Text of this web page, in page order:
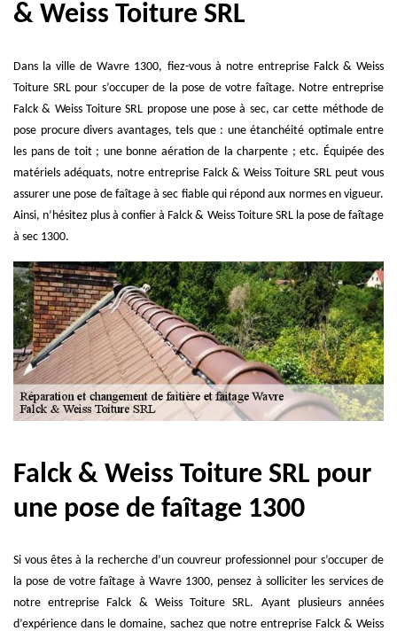
& Weiss Toiture SRL
Dans la ville de Wavre 1300, fiez-vous à notre entreprise Falck & Weiss
Toiture SRL pour s’occuper de la pose de votre faîtage. Notre entreprise
Falck & Weiss Toiture SRL propose une pose à sec, car cette méthode de
pose procure divers avantages, tels que : une étanchéité optimale entre
les pans de toit ; une bonne aération de la charpente ; etc. Équipée des
matériels adéquats, notre entreprise Falck & Weiss Toiture SRL peut vous
assurer une pose de faîtage à sec fiable qui répond aux normes en vigueur.
Ainsi, n’hésitez plus à confier à Falck & Weiss Toiture SRL la pose de faîtage
à sec 1300.
Falck & Weiss Toiture SRL pour
une pose de faîtage 1300
Si vous êtes à la recherche d’un couvreur professionnel pour s’occuper de
la pose de votre faîtage à Wavre 1300, pensez à solliciter les services de
notre entreprise Falck & Weiss Toiture SRL. Ayant plusieurs années
d’expérience dans le domaine, sachez que notre entreprise Falck & Weiss